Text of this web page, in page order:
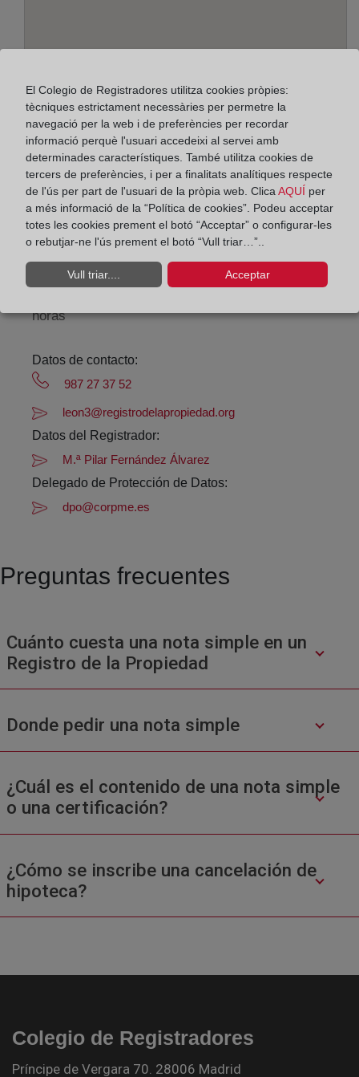
Adreça:
Carmen, 7 - 1º, 24001
Horario:
Agosto: De lunes a viernes de 09:00 a 14:00 horas
horas
Datos de contacto:
987 27 37 52
leon3@registrodelapropiedad.org
Datos del Registrador:
M.ª Pilar Fernández Álvarez
Delegado de Protección de Datos:
dpo@corpme.es
Preguntas frecuentes
Cuánto cuesta una nota simple en un
Registro de la Propiedad
Donde pedir una nota simple
¿Cuál es el contenido de una nota simple
o una certificación?
¿Cómo se inscribe una cancelación de
hipoteca?
Colegio de Registradores
Príncipe de Vergara 70. 28006 Madrid
El Colegio de Registradores utilitza cookies pròpies:
tècniques estrictament necessàries per permetre la
navegació per la web i de preferències per recordar
informació perquè l'usuari accedeixi al servei amb
determinades característiques. També utilitza cookies de
tercers de preferències, i per a finalitats analítiques respecte
de l'ús per part de l'usuari de la pròpia web. ClicaAQUÍ per
a més informació de la “Política de cookies”. Podeu acceptar
totes les cookies prement el botó “Acceptar” o configurar-les
o rebutjar-ne l'ús prement el botó “Vull triar…”..
Vull triar.... Acceptar